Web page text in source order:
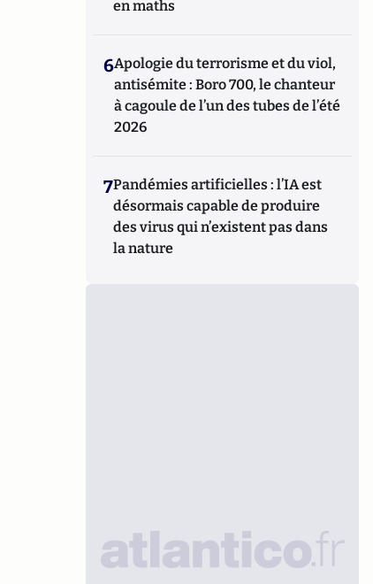
en maths
6Apologie du terrorisme et du viol,
antisémite : Boro 700, le chanteur
à cagoule de l’un des tubes de l’été
2026
7Pandémies artificielles : l’IA est
désormais capable de produire
des virus qui n’existent pas dans
la nature